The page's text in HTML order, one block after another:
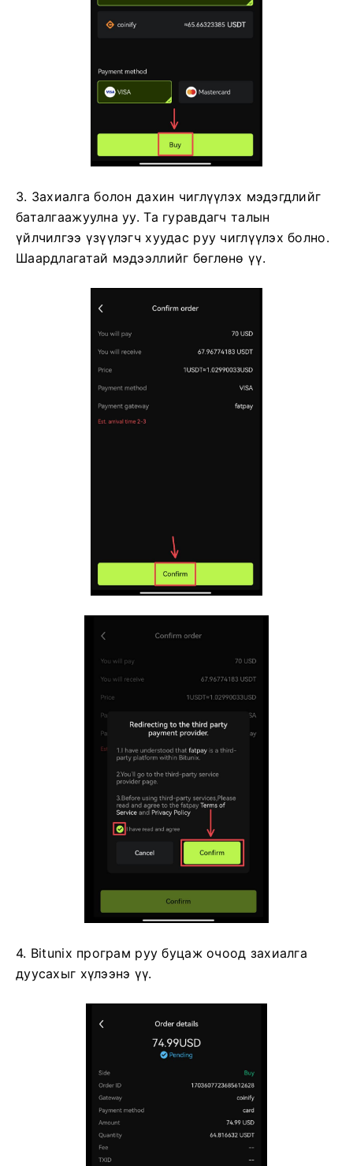
3. Захиалга болон дахин чиглүүлэх мэдэгдлийг
баталгаажуулна уу.Та гуравдагч талын
үйлчилгээ үзүүлэгч хуудас руу чиглүүлэх болно.
Шаардлагатай мэдээллийг бөглөнө үү.
4. Bitunix програм руу буцаж очоод захиалга
дуусахыг хүлээнэ үү.